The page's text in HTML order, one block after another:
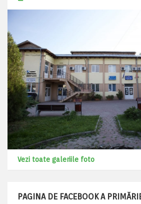
Vezi toate galeriile foto
PAGINA DE FACEBOOK A